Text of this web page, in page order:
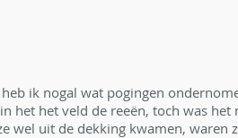
ik nogal wat pogingen
het het veld de reeën, toch was
wel uit de dekking kwamen, waren